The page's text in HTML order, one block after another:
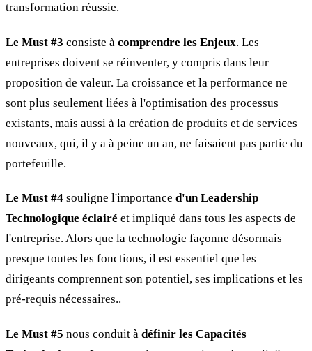
transformation réussie.
Le Must #3 consiste à comprendre les Enjeux. Les
entreprises doivent se réinventer, y compris dans leur
proposition de valeur. La croissance et la performance ne
sont plus seulement liées à l'optimisation des processus
existants, mais aussi à la création de produits et de services
nouveaux, qui, il y a à peine un an, ne faisaient pas partie du
portefeuille.
Le Must #4 souligne l'importance d'un Leadership
Technologique éclairé et impliqué dans tous les aspects de
l'entreprise. Alors que la technologie façonne désormais
presque toutes les fonctions, il est essentiel que les
dirigeants comprennent son potentiel, ses implications et les
pré-requis nécessaires..
Le Must #5 nous conduit à définir les Capacités